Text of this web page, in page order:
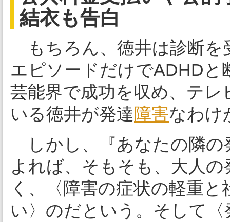
結衣も告白
もちろん、徳井は診断を
エピソードだけでADHD
芸能界で成功を収め、テ
いる徳井が発達障害なわけ
しかし、『あなたの隣の
よれば、そもそも、大人
く、〈障害の症状の軽重
い〉のだという。そして